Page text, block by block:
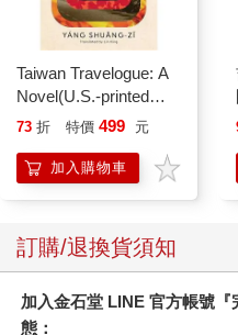
Taiwan Travelogue: A
Novel(U.S.-printed
edition)
73 折 特價 499 元
加入購物車
訂購/退換貨須知
加入金石堂 LINE 官方帳號
態：